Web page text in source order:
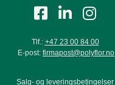
Tlf.: +47 23 00 84 00
E-post: firmapost@polyflor.no
Salg- og leveringsbetingelser